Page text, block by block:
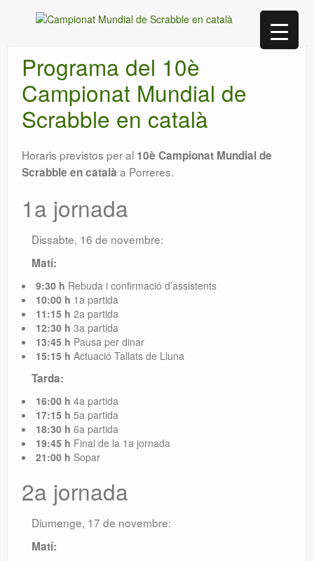
Programa del 10è
Campionat Mundial de
Scrabble en català
Horaris previstos per al 10è Campionat Mundial de
Scrabble en català a Porreres.
1a jornada
Dissabte, 16 de novembre:
Matí:
9:30 h Rebuda i confirmació d’assistents
10:00 h 1a partida
11:15 h 2a partida
12:30 h 3a partida
13:45 h Pausa per dinar
15:15 h Actuació Tallats de Lluna
Tarda:
16:00 h 4a partida
17:15 h 5a partida
18:30 h 6a partida
19:45 h Final de la 1a jornada
21:00 h Sopar
2a jornada
Diumenge, 17 de novembre:
Matí: